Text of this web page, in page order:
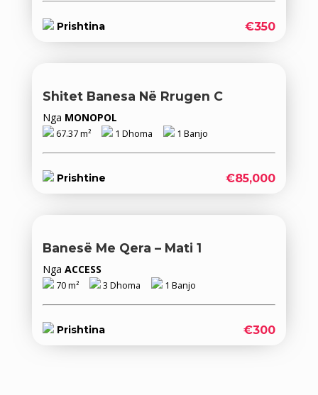
Prishtina €350
Shitet Banesa Në Rrugen C
Nga MONOPOL
67.37 m² 1 Dhoma 1 Banjo
Prishtine €85,000
Banesë Me Qera – Mati 1
Nga ACCESS
70 m² 3 Dhoma 1 Banjo
Prishtina €300